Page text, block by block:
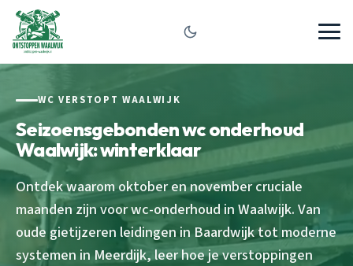
WC VERSTOPT WAALWIJK
Seizoensgebonden wc onderhoud
Waalwijk: winterklaar
Ontdek waarom oktober en november cruciale
maanden zijn voor wc-onderhoud in Waalwijk. Van
oude gietijzeren leidingen in Baardwijk tot moderne
systemen in Meerdijk, leer hoe je verstoppingen